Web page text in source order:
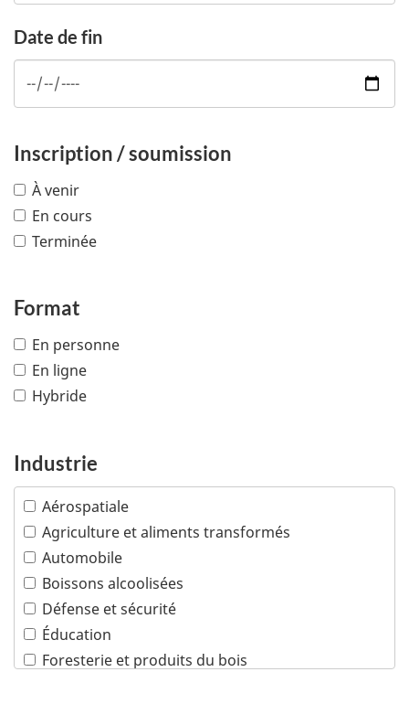
Date de fin
Inscription / soumission
À venir
En cours
Terminée
Format
En personne
En ligne
Hybride
Industrie
Aérospatiale
Agriculture et aliments transformés
Automobile
Boissons alcoolisées
Défense et sécurité
Éducation
Foresterie et produits du bois